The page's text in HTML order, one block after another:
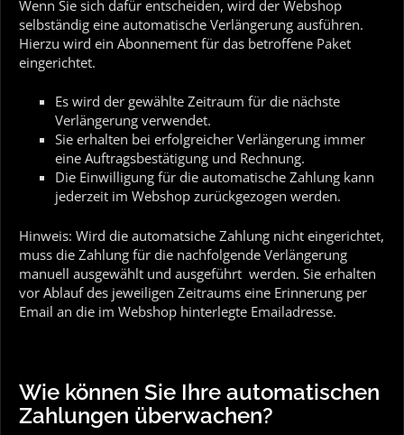
Wenn Sie sich dafür entscheiden, wird der Webshop
selbständig eine automatische Verlängerung ausführen.
Hierzu wird ein Abonnement für das betroffene Paket
eingerichtet.
Es wird der gewählte Zeitraum für die nächste
Verlängerung verwendet.
Sie erhalten bei erfolgreicher Verlängerung immer
eine Auftragsbestätigung und Rechnung.
Die Einwilligung für die automatische Zahlung kann
jederzeit im Webshop zurückgezogen werden.
Hinweis: Wird die automatsiche Zahlung nicht eingerichtet,
muss die Zahlung für die nachfolgende Verlängerung
manuell ausgewählt und ausgeführt werden. Sie erhalten
vor Ablauf des jeweiligen Zeitraums eine Erinnerung per
Email an die im Webshop hinterlegte Emailadresse.
Wie können Sie Ihre automatischen
Zahlungen überwachen?